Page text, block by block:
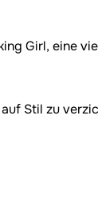
Girl, eine
Stil zu